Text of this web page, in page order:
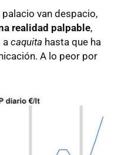
van despacio,
realidad palpable,
a caquita hasta que ha
A lo peor por